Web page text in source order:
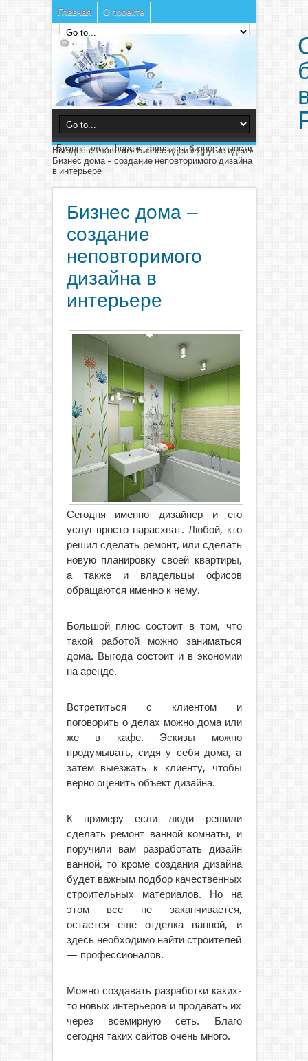
Главная О проекте
Бизнес идеи, форекс, финансы, бизнес новости
Вы здесь:Главная»Бизнес идеи»Другие идеи»
Бизнес дома – создание неповторимого дизайна
в интерьере
Бизнес дома –
создание
неповторимого
дизайна в
интерьере
Сегодня именно дизайнер и его
услуг просто нарасхват. Любой, кто
решил сделать ремонт, или сделать
новую планировку своей квартиры,
а также и владельцы офисов
обращаются именно к нему.
Большой плюс состоит в том, что
такой работой можно заниматься
дома. Выгода состоит и в экономии
на аренде.
Встретиться с клиентом и
поговорить о делах можно дома или
же в кафе. Эскизы можно
продумывать, сидя у себя дома, а
затем выезжать к клиенту, чтобы
верно оценить объект дизайна.
К примеру если люди решили
сделать ремонт ванной комнаты, и
поручили вам разработать дизайн
ванной, то кроме создания дизайна
будет важным подбор качественных
строительных материалов. Но на
этом все не заканчивается,
остается еще отделка ванной, и
здесь необходимо найти строителей
— профессионалов.
Можно создавать разработки каких-
то новых интерьеров и продавать их
через всемирную сеть. Благо
сегодня таких сайтов очень много.